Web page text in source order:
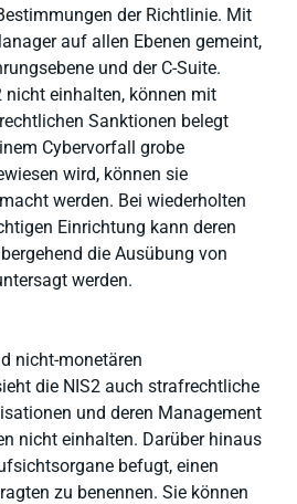
der Richtlinie. Mit
auf allen Ebenen gemeint,
und der C-Suite.
nicht einhalten, können mit
Sanktionen belegt
Cybervorfall grobe
wird, können sie
werden. Bei wiederholten
Einrichtung kann deren
die Ausübung von
werden.
nicht-monetären
die NIS2 auch strafrechtliche
und deren Management
nicht einhalten. Darüber hinaus
befugt, einen
zu benennen. Sie können